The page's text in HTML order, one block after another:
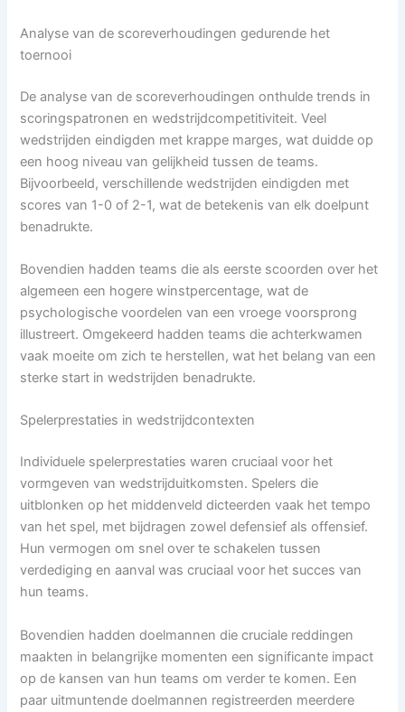
Analyse van de scoreverhoudingen gedurende het
toernooi
De analyse van de scoreverhoudingen onthulde trends in
scoringspatronen en wedstrijdcompetitiviteit. Veel
wedstrijden eindigden met krappe marges, wat duidde op
een hoog niveau van gelijkheid tussen de teams.
Bijvoorbeeld, verschillende wedstrijden eindigden met
scores van 1-0 of 2-1, wat de betekenis van elk doelpunt
benadrukte.
Bovendien hadden teams die als eerste scoorden over het
algemeen een hogere winstpercentage, wat de
psychologische voordelen van een vroege voorsprong
illustreert. Omgekeerd hadden teams die achterkwamen
vaak moeite om zich te herstellen, wat het belang van een
sterke start in wedstrijden benadrukte.
Spelerprestaties in wedstrijdcontexten
Individuele spelerprestaties waren cruciaal voor het
vormgeven van wedstrijduitkomsten. Spelers die
uitblonken op het middenveld dicteerden vaak het tempo
van het spel, met bijdragen zowel defensief als offensief.
Hun vermogen om snel over te schakelen tussen
verdediging en aanval was cruciaal voor het succes van
hun teams.
Bovendien hadden doelmannen die cruciale reddingen
maakten in belangrijke momenten een significante impact
op de kansen van hun teams om verder te komen. Een
paar uitmuntende doelmannen registreerden meerdere